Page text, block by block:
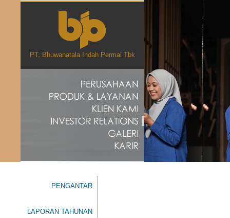
PT. Bhuwanatala Indah Permai Tbk
PENGANTAR
LAPORAN TAHUNAN